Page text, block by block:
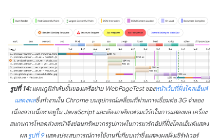
รูปที่ 14:แผนภูมิลำดับขั้นของเครือข่าย WebPageTest ของหน้าเว็บที่ฝั่งไคลเอ็นต์
แสดงผลซึ่งทำงานใน Chrome บนอุปกรณ์เคลื่อนที่ผ่านการเชื่อมต่อ 3G จำลอง
เนื่องจากเนื้อหาอยู่ใน JavaScript และต้องอาศัยเฟรมเวิร์กในการแสดงผล เครื่อง
สแกนการโหลดล่วงหน้าจึงซ่อนทรัพยากรรูปภาพในการมาร์กอัปที่ฝั่งไคลเอ็นต์แสดง
ผลรูปที่ 9แสดงประสบการณ์การใช้งานที่เทียบเท่าซึ่งแสดงผลฝั่งเซิร์ฟเวอร์